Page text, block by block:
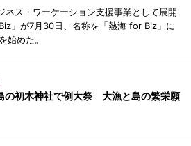
ネス・ワーケーション支援事業として展開
」が7月30日、名称を「熱海 for Biz」に
始めた。
の初木神社で例大祭 大漁と島の繁栄願